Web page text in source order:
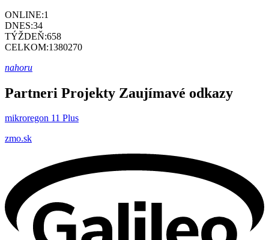
ONLINE:1
DNES:34
TÝŽDEŇ:658
CELKOM:1380270
nahoru
Partneri Projekty Zaujímavé odkazy
mikroregon 11 Plus
zmo.sk